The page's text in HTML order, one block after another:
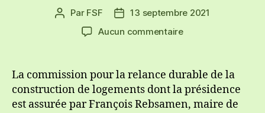
Auteur
l’article
Par FSF
Date13 septembre 2021
Aucun commentairesur
France
présente
ses
propositions
La commission pour la relance durable de la
construction de logements dont la présidence
est assurée par François Rebsamen, maire de